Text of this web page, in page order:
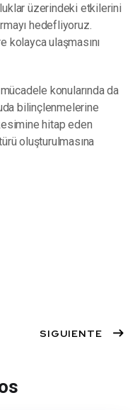
üzerindeki etkilerini
hedefliyoruz.
kolayca ulaşmasını
mücadele konularında da
bilinçlenmelerine
hitap eden
oluşturulmasına
SIGUIENTE